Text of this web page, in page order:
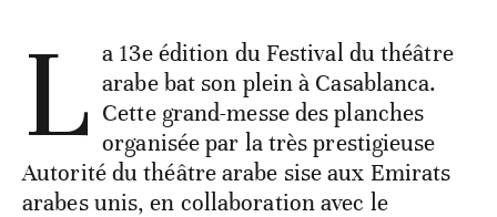
L a 13e édition du Festival du théâtre
arabe bat son plein à Casablanca.
Cette grand-messe des planches
organisée par la très prestigieuse
Autorité du théâtre arabe sise aux Emirats
arabes unis, en collaboration avec le